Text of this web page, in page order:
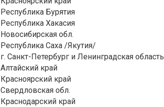
Республика Бурятия
Республика Хакасия
Новосибирская обл.
Республика Саха /Якутия/
г. Санкт-Петербург и Ленинградская область
Алтайский край
Красноярский край
Свердловская обл.
Краснодарский край